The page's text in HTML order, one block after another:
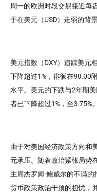
周一的欧洲时段交易接近每
于在美元（USD）走弱的背
美元指数（DXY）追踪美元
下降超过1%，徘徊在98.00
水平。美元的下跌与2年期
者已下降超过1%，至3.75%。
由于对美国经济政策方向和
元承压。随着政治紧张局势
主席杰罗姆·鲍威尔的不满
货币政策政治干预的担忧，